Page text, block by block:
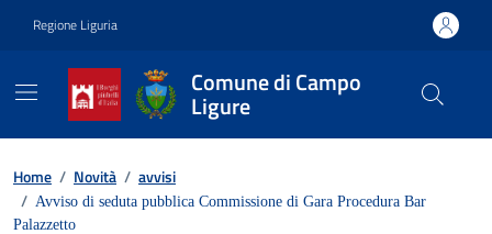
Regione Liguria
Comune di Campo
Ligure
Home / Novità / avvisi
/ Avviso di seduta pubblica Commissione di Gara Procedura Bar
Palazzetto